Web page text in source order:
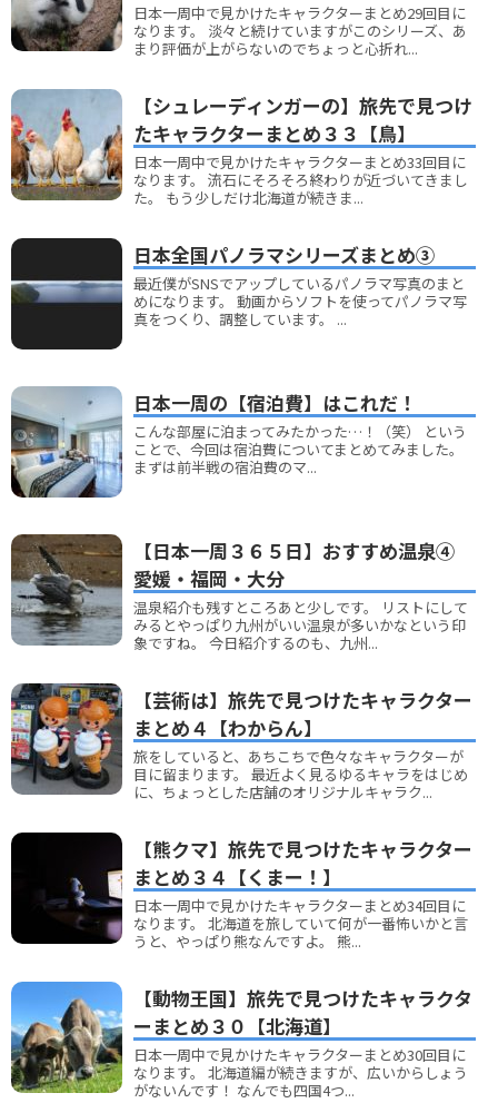
日本一周中で見かけたキャラクターまとめ29回目に
なります。 淡々と続けていますがこのシリーズ、あ
まり評価が上がらないのでちょっと心折れ...
【シュレーディンガーの】旅先で見つけ
たキャラクターまとめ３３【鳥】
日本一周中で見かけたキャラクターまとめ33回目に
なります。 流石にそろそろ終わりが近づいてきまし
た。 もう少しだけ北海道が続きま...
日本全国パノラマシリーズまとめ③
最近僕がSNSでアップしているパノラマ写真のまと
めになります。 動画からソフトを使ってパノラマ写
真をつくり、調整しています。 ...
日本一周の【宿泊費】はこれだ！
こんな部屋に泊まってみたかった…！（笑） という
ことで、今回は宿泊費についてまとめてみました。
まずは前半戦の宿泊費のマ...
【日本一周３６５日】おすすめ温泉④
愛媛・福岡・大分
温泉紹介も残すところあと少しです。 リストにして
みるとやっぱり九州がいい温泉が多いかなという印
象ですね。 今日紹介するのも、九州...
【芸術は】旅先で見つけたキャラクター
まとめ４【わからん】
旅をしていると、あちこちで色々なキャラクターが
目に留まります。 最近よく見るゆるキャラをはじめ
に、ちょっとした店舗のオリジナルキャラク...
【熊クマ】旅先で見つけたキャラクター
まとめ３４【くまー！】
日本一周中で見かけたキャラクターまとめ34回目に
なります。 北海道を旅していて何が一番怖いかと言
うと、やっぱり熊なんですよ。 熊...
【動物王国】旅先で見つけたキャラクタ
ーまとめ３０【北海道】
日本一周中で見かけたキャラクターまとめ30回目に
なります。 北海道編が続きますが、広いからしょう
がないんです！ なんでも四国4つ...